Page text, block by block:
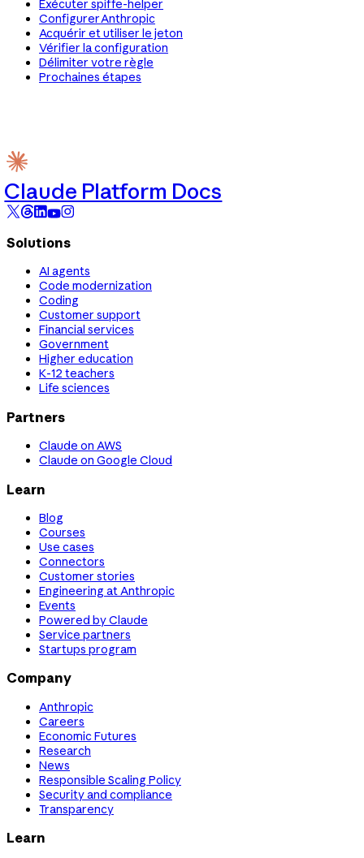
Exécuter spiffe-helper
Configurer Anthropic
Acquérir et utiliser le jeton
Vérifier la configuration
Délimiter votre règle
Prochaines étapes
Claude Platform Docs
Solutions
AI agents
Code modernization
Coding
Customer support
Financial services
Government
Higher education
K-12 teachers
Life sciences
Partners
Claude on AWS
Claude on Google Cloud
Learn
Blog
Courses
Use cases
Connectors
Customer stories
Engineering at Anthropic
Events
Powered by Claude
Service partners
Startups program
Company
Anthropic
Careers
Economic Futures
Research
News
Responsible Scaling Policy
Security and compliance
Transparency
Learn